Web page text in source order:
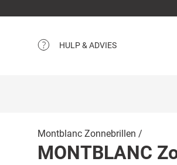
HULP & ADVIES
Montblanc Zonnebrillen
MONTBLANC